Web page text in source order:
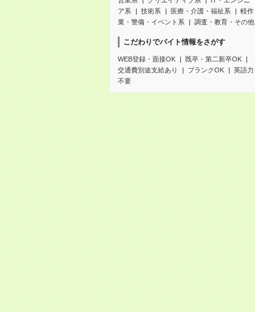
ア系
技術系 医療・介護・福祉系
軽作
業・警備・イベント系
調査・教育・その他
こだわりでバイト情報をさがす
WEB登録・面接OK
既卒・第二新卒OK
交通費別途支給あり
ブランクOK
英語力
不要